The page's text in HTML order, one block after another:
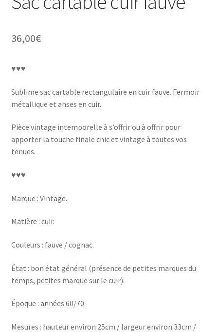
36,00€
♥♥♥
Sublime sac cartable rectangulaire en cuir fauve. Fermoir
métallique et anses en cuir.
Pièce vintage intemporelle à s’offrir ou à offrir pour
apporter la touche finale chic et vintage à toutes vos
tenues.
♥♥♥
Marque : Vintage.
Matière : cuir.
Couleurs : fauve / cognac.
État : bon état général (présence de petites marques du
temps, petites marque sur le cuir).
Époque : années 60/70.
Mesures : hauteur environ 25cm / largeur environ 33cm /